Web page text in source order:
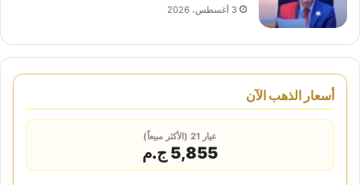
3 أغسطس، 2026
أسعار الذهب الآن
عيار 21 (الأكثر مبيعاً)
5,855 ج.م